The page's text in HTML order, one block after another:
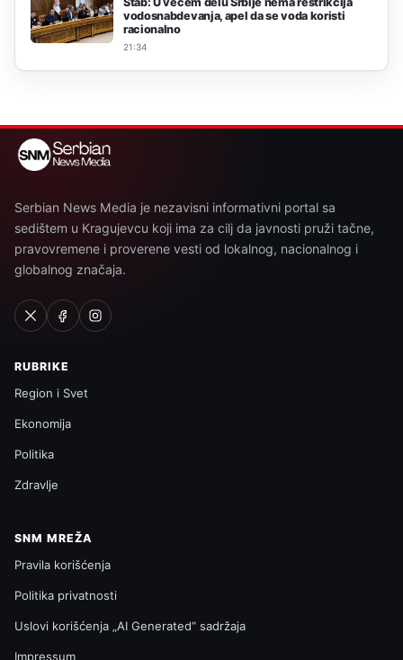
vodosnabdevanja, apel da se voda koristi
racionalno
21:34
Serbian News Media je nezavisni informativni portal sa
sedištem u Kragujevcu koji ima za cilj da javnosti pruži tačne,
pravovremene i proverene vesti od lokalnog, nacionalnog i
globalnog značaja.
RUBRIKE
Region i Svet
Ekonomija
Politika
Zdravlje
SNM MREŽA
Pravila korišćenja
Politika privatnosti
Uslovi korišćenja „AI Generated“ sadržaja
Impressum